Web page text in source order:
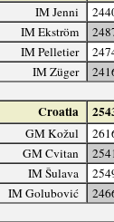
IM Jenni
IM Ekström
IM Pelletier
IM Züger
Croatia
GM Kožul
GM Cvitan
IM Šulava
IM Golubović